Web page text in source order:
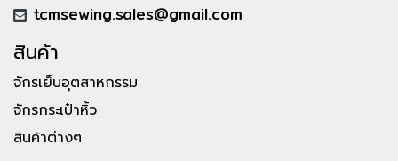
tcmsewing.sales@gmail.com
สินค้า
จักรเย็บอุตสาหกรรม
จักรกระเป๋าหิ้ว
สินค้าต่างๆ